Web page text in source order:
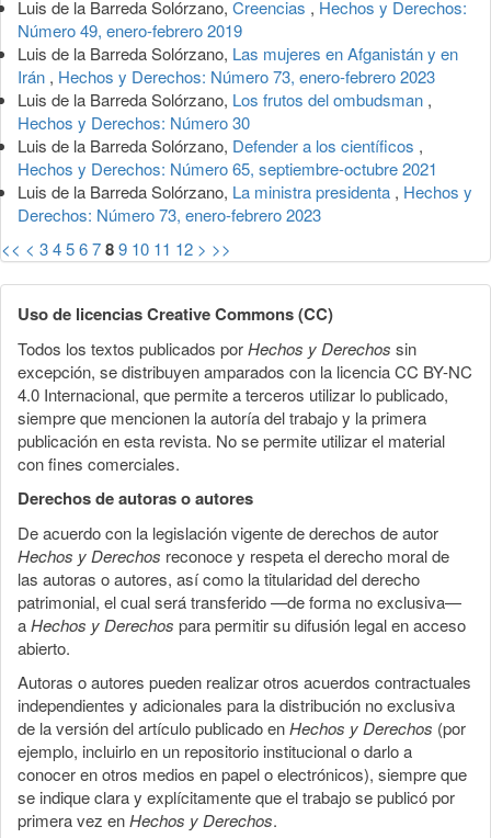
Luis de la Barreda Solórzano, Creencias , Hechos y Derechos:
Número 49, enero-febrero 2019
Luis de la Barreda Solórzano, Las mujeres en Afganistán y en
Irán , Hechos y Derechos: Número 73, enero-febrero 2023
Luis de la Barreda Solórzano, Los frutos del ombudsman ,
Hechos y Derechos: Número 30
Luis de la Barreda Solórzano, Defender a los científicos ,
Hechos y Derechos: Número 65, septiembre-octubre 2021
Luis de la Barreda Solórzano, La ministra presidenta , Hechos y
Derechos: Número 73, enero-febrero 2023
<< < 3456789 10 11 12 > >>
Uso de licencias Creative Commons (CC)
Todos los textos publicados porHechos y Derechos sin
excepción, se distribuyen amparados con la licencia CC BY-NC
4.0 Internacional, que permite a terceros utilizar lo publicado,
siempre que mencionen la autoría del trabajo y la primera
publicación en esta revista. No se permite utilizar el material
con fines comerciales.
Derechos de autoras o autores
De acuerdo con la legislación vigente de derechos de autor
Hechos y Derechos reconoce y respeta el derecho moral de
las autoras o autores, así como la titularidad del derecho
patrimonial, el cual será transferido —de forma no exclusiva—
aHechos y Derechos para permitir su difusión legal en acceso
abierto.
Autoras o autores pueden realizar otros acuerdos contractuales
independientes y adicionales para la distribución no exclusiva
de la versión del artículo publicado enHechos y Derechos (por
ejemplo, incluirlo en un repositorio institucional o darlo a
conocer en otros medios en papel o electrónicos), siempre que
se indique clara y explícitamente que el trabajo se publicó por
primera vez enHechos y Derechos.